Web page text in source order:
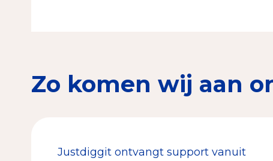
Zo komen wij aan
Justdiggit ontvangt support vanuit